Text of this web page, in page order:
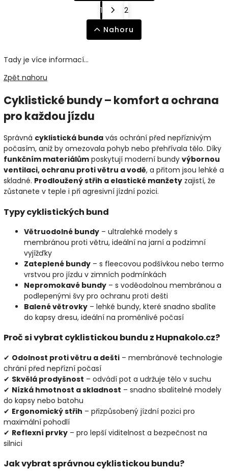
1
2
Nahoru
Tady je více informací...
Zpět nahoru
Cyklistické bundy – komfort a ochrana
pro každou jízdu
Správná cyklistická bunda vás ochrání před nepříznivým
počasím, aniž by omezovala pohyb nebo přehřívala tělo. Díky
funkčním materiálům poskytují moderní bundy výbornou
ventilaci, ochranu proti větru a vodě, a přitom jsou lehké a
skladné. Prodloužený střih a elastické manžety zajistí, že
zůstanete v teple i při agresivní jízdní pozici.
Typy cyklistických bund
Větruodolné bundy – ultralehké modely s
membránou proti větru, ideální na jarní a podzimní
vyjížďky
Zateplené bundy – s fleecovou podšívkou nebo termo
vrstvou pro jízdu v zimních podmínkách
Nepromokavé bundy – s voděodolnou membránou a
podlepenými švy pro ochranu proti dešti
Balené větrovky – lehké bundy, které snadno sbalíte
do kapsy dresu, ideální na proměnlivé počasí
Proč si vybrat cyklistickou bundu z Hupnakolo.cz?
✔ Odolnost proti větru a dešti – membránové technologie
chrání před nepřízní počasí
✔ Skvělá prodyšnost – odvádí pot a udržuje tělo v suchu
✔ Nízká hmotnost a skladnost – snadno sbalitelné modely
do kapsy nebo batohu
✔ Ergonomický střih – přizpůsobený jízdní pozici pro
maximální pohodlí
✔ Reflexní prvky – pro lepší viditelnost a bezpečnost na
silnici
Jak vybrat správnou cyklistickou bundu?